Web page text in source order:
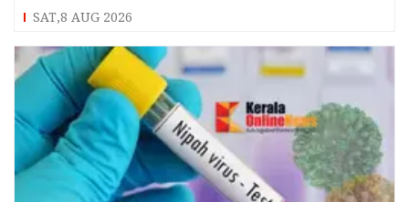
SAT,8 AUG 2026